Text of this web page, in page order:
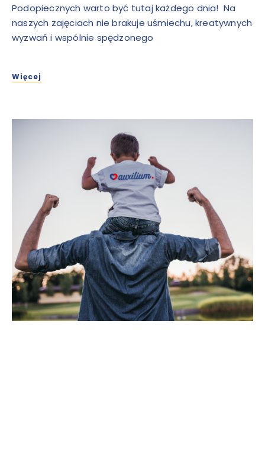
Podopiecznych warto być tutaj każdego dnia! Na
naszych zajęciach nie brakuje uśmiechu, kreatywnych
wyzwań i wspólnie spędzonego
Więcej